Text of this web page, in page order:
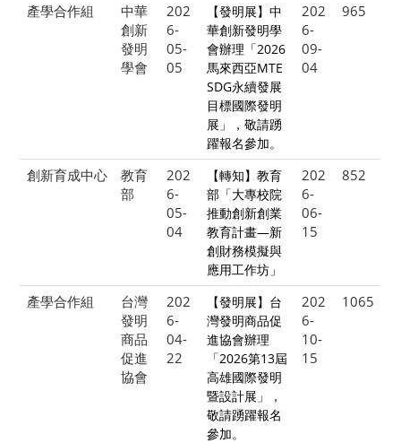
產學合作組
中華
創新
發明
學會
202
6-
05-
05
【發明展】中
華創新發明學
會辦理「2026
馬來西亞MTE
SDG永續發展
目標國際發明
展」，敬請踴
躍報名參加。
202
6-
09-
04
965
創新育成中心
教育
部
202
6-
05-
04
【轉知】教育
部「大專校院
推動創新創業
教育計畫—新
創財務模擬與
應用工作坊」
202
6-
06-
15
852
產學合作組
台灣
發明
商品
促進
協會
202
6-
04-
22
【發明展】台
灣發明商品促
進協會辦理
「2026第13屆
高雄國際發明
暨設計展」，
敬請踴躍報名
參加。
202
6-
10-
15
1065